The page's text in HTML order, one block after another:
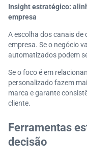
Insight estratégico:
empresa
A escolha dos canais
empresa. Se o negócio
automatizados podem
Se o foco é em
personalizado fazem
marca e garante
cliente.
Ferramentas
decisão